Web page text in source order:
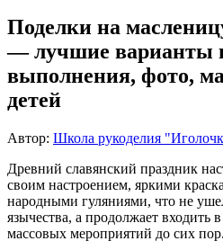
Поделки на
— лучшие варианты
выполнения, фото,
детей
Автор: Школа рукоделия
Древний славянский праздник
своим настроением, яркими
народными гуляниями, что не
язычества, а продолжает входить
массовых мероприятий до сих пор.